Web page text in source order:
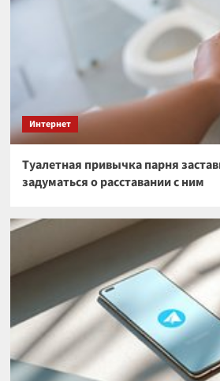
Интернет
Туалетная привычка парня
задуматься о расставании с ним